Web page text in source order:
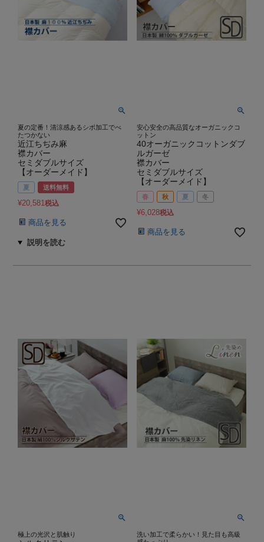
夏の定番！清涼感あるシボ加工でべ
たつかない
近江ちぢみ麻
襟カバー
セミダブルサイズ
【オーダーメイド】
夏 送料無料
¥20,581税込
商品を見る
安心安全の高品質なオーガニックコ
ットン
40オーガニックコットンダブ
ルガーゼ
襟カバー
セミダブルサイズ
【オーダーメイド】
春 秋 夏 冬
¥6,028税込
商品を見る
極上の光沢と肌触り
洗い加工で柔らかい！見た目も高級